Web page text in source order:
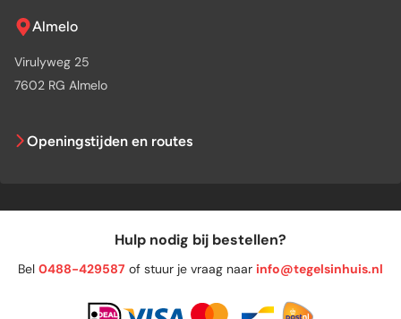
Almelo
Virulyweg 25
7602 RG Almelo
Openingstijden en routes
Hulp nodig bij bestellen?
Bel 0488-429587 of stuur je vraag naar info@tegelsinhuis.nl